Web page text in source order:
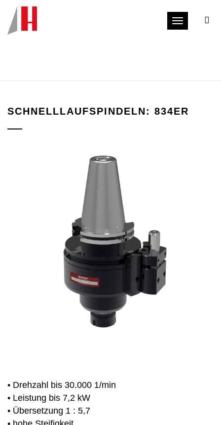
Toggle
SCHNELLLAUFSPINDELN: 834ER
• Drehzahl bis 30.000 1/min
• Leistung bis 7,2 kW
• Übersetzung 1 : 5,7